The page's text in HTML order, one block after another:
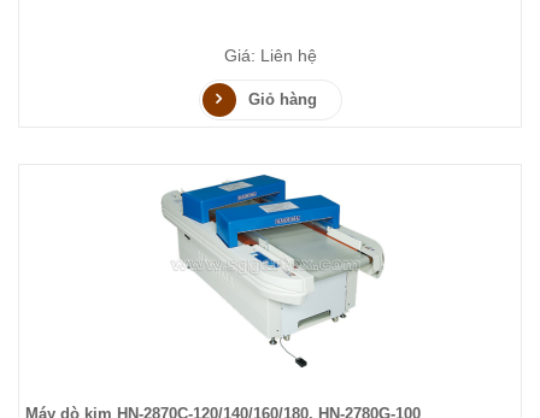
Giá: Liên hệ
Giỏ hàng
Máy dò kim HN-2870C-120/140/160/180, HN-2780G-100